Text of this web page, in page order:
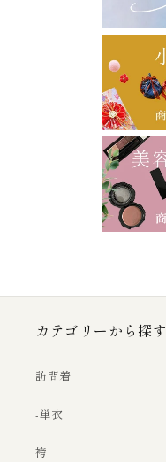
カテゴリーから探す
訪問着
-単衣
袴